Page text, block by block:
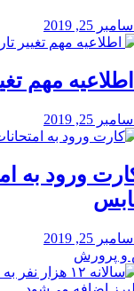
25, 2019
اطلاعیه مهم
25, 2019
ورود به
25, 2019
و پرورش